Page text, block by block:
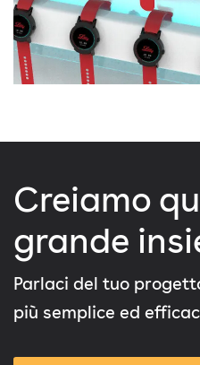
Creiamo
grande
Parlaci del tuo
più semplice ed